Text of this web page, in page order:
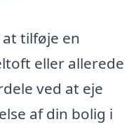
tilføje en
eller allerede
ved at eje
af din bolig i